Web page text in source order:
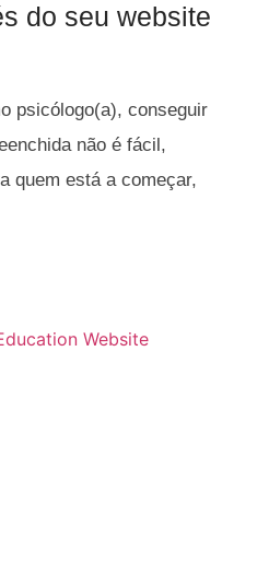
do seu website
psicólogo(a), conseguir
não é fácil,
quem está a começar,